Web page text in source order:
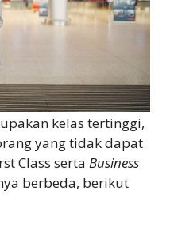
kelas tertinggi,
yang tidak dapat
Class serta Business
berbeda, berikut